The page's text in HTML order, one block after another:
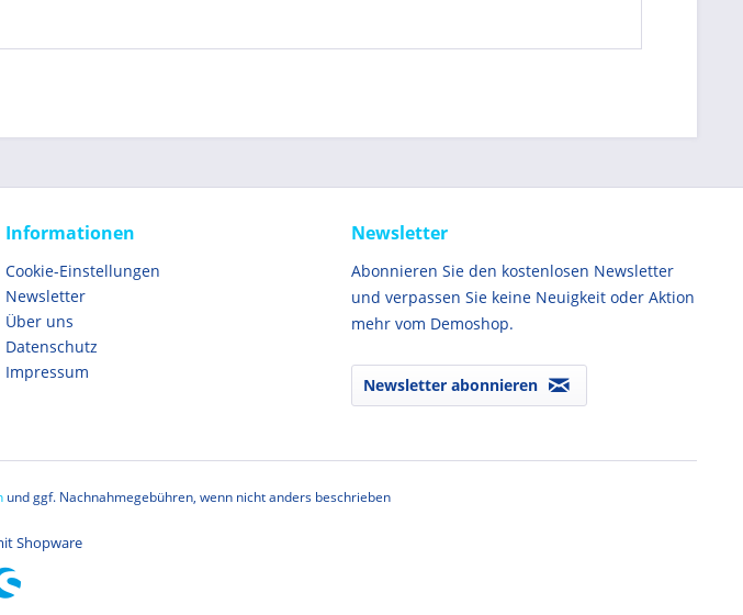
Informationen
Cookie-Einstellungen
Newsletter
Über uns
Datenschutz
Impressum
Newsletter
Abonnieren Sie den kostenlosen Newsletter
und verpassen Sie keine Neuigkeit oder Aktion
mehr vom Demoshop.
Newsletter abonnieren
und ggf. Nachnahmegebühren, wenn nicht anders beschrieben
Shopware